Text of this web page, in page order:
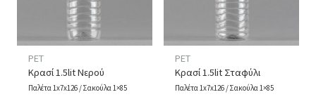
PET
Κρασί 1.5lit Νερού
Παλέτα 1x7x126 / Σακούλα 1×85
PET
Κρασί 1.5lit Σταφύλι
Παλέτα 1x7x126 / Σακούλα 1×85